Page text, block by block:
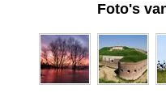
Foto's